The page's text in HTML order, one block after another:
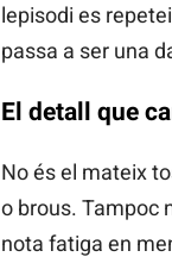
lepisodi es
passa a ser una
El detall que
No és el mateix
o brous. Tampoc
nota fatiga en